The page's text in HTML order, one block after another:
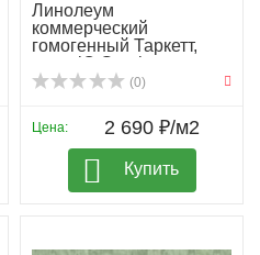
Линолеум
коммерческий
гомогенный Таркетт,
колл. iQ Granit...
(0)
Цена: 2 690 ₽/м2
Купить